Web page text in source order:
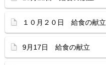
１０月２０日 給食の献立
9月17日 給食の献立